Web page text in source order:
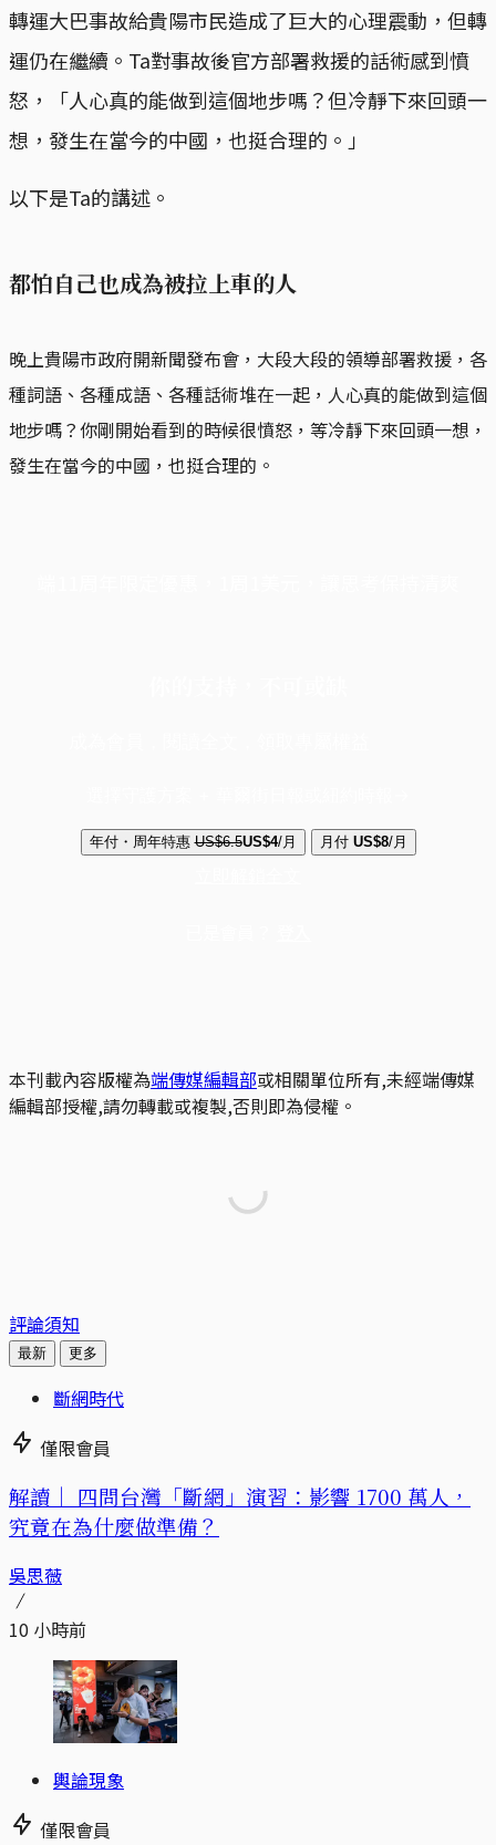
轉運大巴事故給貴陽市民造成了巨大的心理震動，但轉
運仍在繼續。Ta對事故後官方部署救援的話術感到憤
怒，「人心真的能做到這個地步嗎？但冷靜下來回頭一
想，發生在當今的中國，也挺合理的。」
以下是Ta的講述。
都怕自己也成為被拉上車的人
晚上貴陽市政府開新聞發布會，大段大段的領導部署救援，各
種詞語、各種成語、各種話術堆在一起，人心真的能做到這個
地步嗎？你剛開始看到的時候很憤怒，等冷靜下來回頭一想，
發生在當今的中國，也挺合理的。
年付・周年特惠 US$6.5US$4/月 月付 US$8/月
本刊載內容版權為端傳媒編輯部或相關單位所有,未經端傳媒
編輯部授權,請勿轉載或複製,否則即為侵權。
評論須知
最新 更多
斷網時代
僅限會員
解讀｜ 四問台灣「斷網」演習：影響 1700 萬人，
究竟在為什麼做準備？
吳思薇
10 小時前
輿論現象
僅限會員